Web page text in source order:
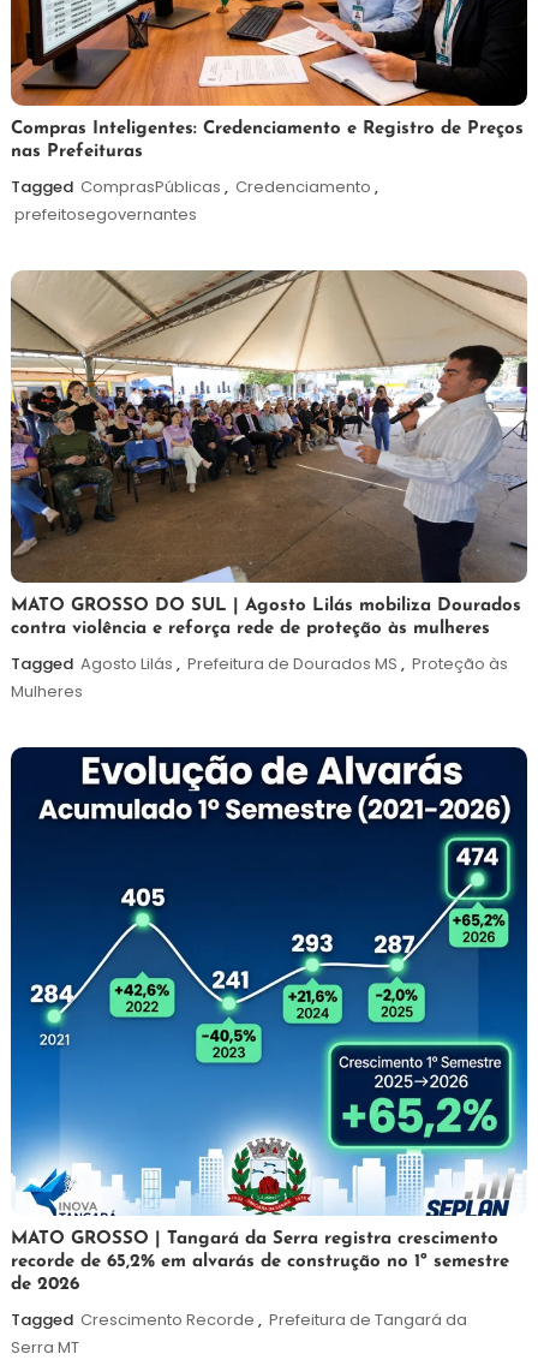
6
de
agosto
de
Redação
Compras Inteligentes: Credenciamento e Registro de Preços
nas Prefeituras
Tagged ComprasPúblicas , Credenciamento ,
prefeitosegovernantes
5
de
agosto
de
Maurilio
MATO GROSSO DO SUL | Agosto Lilás mobiliza Dourados
contra violência e reforça rede de proteção às mulheres
Tagged Agosto Lilás , Prefeitura de Dourados MS , Proteção às
Mulheres
5
de
agosto
de
2026
Maurilio
MATO GROSSO | Tangará da Serra registra crescimento
recorde de 65,2% em alvarás de construção no 1º semestre
de 2026
Tagged Crescimento Recorde , Prefeitura de Tangará da
Serra MT